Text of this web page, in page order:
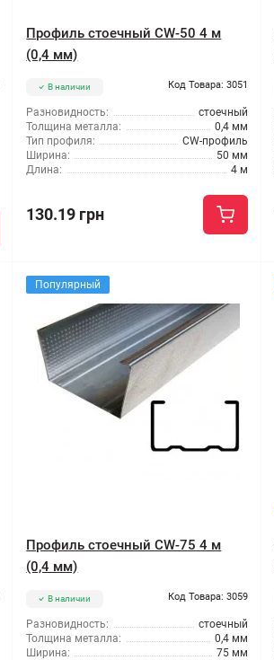
Профиль стоечный CW-50 4 м
(0,4 мм)
В наличии Код Товара: 3051
Разновидность:
стоечный
Толщина металла:
0,4 мм
Тип профиля:
CW-профиль
Ширина:
50 мм
Длина:
4 м
130.19 грн
Популярный
Профиль стоечный CW-75 4 м
(0,4 мм)
В наличии Код Товара: 3059
Разновидность:
стоечный
Толщина металла:
0,4 мм
Ширина:
75 мм